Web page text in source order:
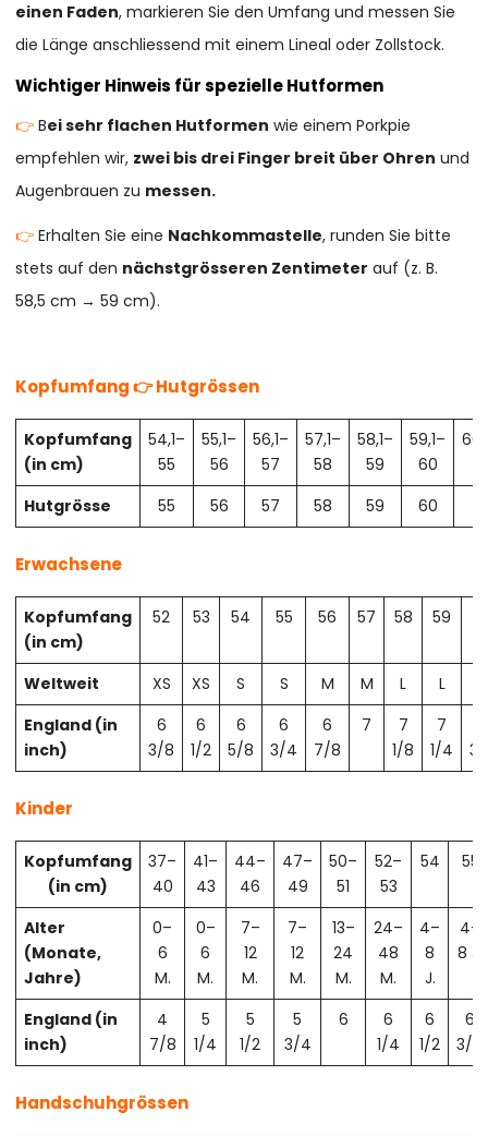
einen Faden, markieren Sie den Umfang und messen Sie
die Länge anschliessend mit einem Lineal oder Zollstock.
Wichtiger Hinweis für spezielle Hutformen
👉Bei sehr flachen Hutformen wie einem Porkpie
empfehlen wir, zwei bis drei Finger breit über Ohren und
Augenbrauen zu messen.
👉Erhalten Sie eine Nachkommastelle, runden Sie bitte
stets auf den nächstgrösseren Zentimeter auf (z. B.
58,5 cm → 59 cm).
Kopfumfang 👉 Hutgrössen
Kopfumfang
(in cm)
54,1–
55
55,1–
56
56,1–
57
57,1–
58
58,1–
59
59,1–
60
Hutgrösse
55 56 57 58 59 60
Erwachsene
Kopfumfang
(in cm)
52 53 54 55 56 57 58 59
Weltweit XS XS S S M M L L
England (in
inch)
6
3/8
6
1/2
6
5/8
6
3/4
6
7/8
7
7
1/8
7
1/4
Kinder
Kopfumfang
(in cm)
37–
40
41–
43
44–
46
47–
49
50–
51
52–
53
54 55
Alter
(Monate,
Jahre)
0–
6
M.
0–
6
M.
7–
12
M.
7–
12
M.
13–
24
M.
24–
48
M.
4–
8
J.
4–
8 J.
England (in
inch)
4
7/8
5
1/4
5
1/2
5
3/4
6
6
1/4
6
1/2
6
3/4
Handschuhgrössen